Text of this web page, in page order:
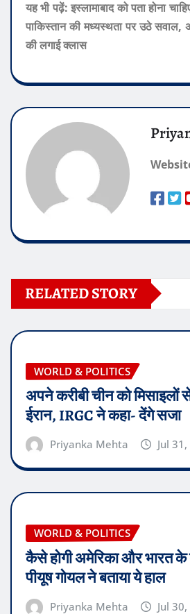
यह भी पढ़ें:इस्लामाबाद को पता होना
पाकिस्तान की मध्यस्थता पर उठे सवाल,
की लगाई क्लास
RELATED STORY
WORLD & POLITICS
अपने करीबी चीन को मिसाइलों
ईरान, IRGC ने कहा- देंगे सजा
Priyanka Mehta Jul
WORLD & POLITICS
कैसे होगी अमेरिका और भारत के
पीयूष गोयल ने बताया ये हाल
Priyanka Mehta Jul